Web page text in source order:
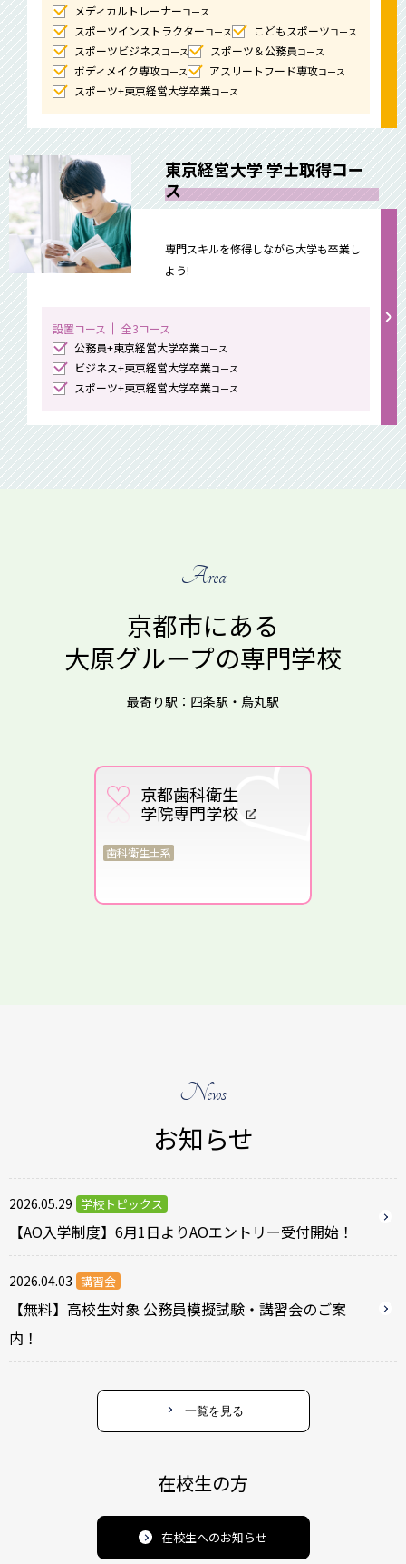
メディカルトレーナーコース
スポーツインストラクターコース こどもスポーツコース
スポーツビジネス コース スポーツ＆公務員コース
ボディメイク専攻コース アスリートフード専攻コース
スポーツ+東京経営大学卒業コース
東京経営大学 学士取得コー
ス
専門スキルを修得しながら大学も卒業し
よう!
設置コース
全3コース
公務員+東京経営大学卒業コース
ビジネス+東京経営大学卒業コース
スポーツ+東京経営大学卒業コース
Area
京都市にある
大原グループの専門学校
最寄り駅：四条駅・烏丸駅
京都歯科衛生
学院専門学校
歯科衛生士系
News
お知らせ
2026.05.29 学校トピックス
【AO入学制度】6月1日よりAOエントリー受付開始！
2026.04.03 講習会
【無料】高校生対象 公務員模擬試験・講習会のご案
内！
一覧を見る
在校生の方
在校生へのお知らせ